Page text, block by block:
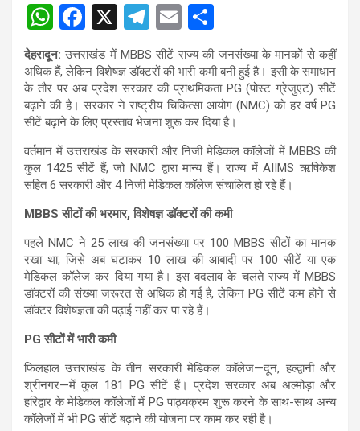
W
h
at
s
A
p
p
F
a
ce
b
o
o
k
X
T
el
e
gr
a
m
E
m
ail
h
ar
e
देहरादून: उत्तराखंड में MBBS सीटें राज्य की जनसंख्या के मानकों से कहीं
अधिक हैं, लेकिन विशेषज्ञ डॉक्टरों की भारी कमी बनी हुई है। इसी के समाधान
के तौर पर अब प्रदेश सरकार की प्राथमिकता PG (पोस्ट ग्रेजुएट) सीटें
बढ़ाने की है। सरकार ने राष्ट्रीय चिकित्सा आयोग (NMC) को हर वर्ष PG
सीटें बढ़ाने के लिए प्रस्ताव भेजना शुरू कर दिया है।
वर्तमान में उत्तराखंड के सरकारी और निजी मेडिकल कॉलेजों में MBBS की
कुल 1425 सीटें हैं, जो NMC द्वारा मान्य हैं। राज्य में AIIMS ऋषिकेश
सहित6 सरकारी और 4 निजी मेडिकल कॉलेजसंचालित हो रहे हैं।
MBBS सीटों की भरमार, विशेषज्ञ डॉक्टरों की कमी
पहले NMC ने 25 लाख की जनसंख्या पर 100 MBBS सीटों का मानक
रखा था, जिसे अब घटाकर 10 लाख की आबादी पर 100 सीटें या एक
मेडिकल कॉलेज कर दिया गया है। इस बदलाव के चलते राज्य में MBBS
डॉक्टरों की संख्या जरूरत से अधिक हो गई है, लेकिन PG सीटें कम होने से
डॉक्टर विशेषज्ञता की पढ़ाई नहीं कर पा रहे हैं।
PG सीटों में भारी कमी
फिलहाल उत्तराखंड के तीन सरकारी मेडिकल कॉलेज—दून, हल्द्वानी और
श्रीनगर—में कुल 181 PG सीटें हैं। प्रदेश सरकार अब अल्मोड़ा और
हरिद्वार के मेडिकल कॉलेजों में PG पाठ्यक्रम शुरू करने के साथ-साथ अन्य
कॉलेजों में भी PG सीटें बढ़ाने की योजना पर काम कर रही है।